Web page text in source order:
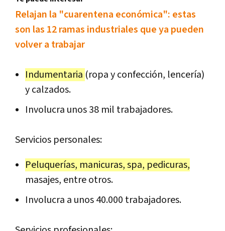
Relajan la "cuarentena económica": estas
son las 12 ramas industriales que ya pueden
volver a trabajar
Indumentaria (ropa y confección, lencería)
y calzados.
Involucra unos 38 mil trabajadores.
Servicios personales:
Peluquerías, manicuras, spa, pedicuras,
masajes, entre otros.
Involucra a unos 40.000 trabajadores.